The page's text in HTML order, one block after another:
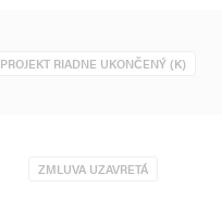
PROJEKT RIADNE UKONČENÝ (K)
ZMLUVA UZAVRETÁ